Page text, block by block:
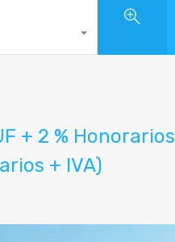
+ 2 % Honorarios
+ IVA)